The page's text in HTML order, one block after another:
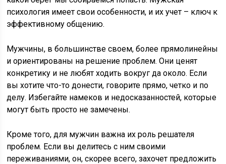
психология имеет свои особенности, и их учет – ключ к
эффективному общению.
Мужчины, в большинстве своем, более прямолинейны
и ориентированы на решение проблем. Они ценят
конкретику и не любят ходить вокруг да около. Если
вы хотите что-то донести, говорите прямо, четко и по
делу. Избегайте намеков и недосказанностей, которые
могут быть просто не замечены.
Кроме того, для мужчин важна их роль решателя
проблем. Если вы делитесь с ним своими
переживаниями, он, скорее всего, захочет предложить